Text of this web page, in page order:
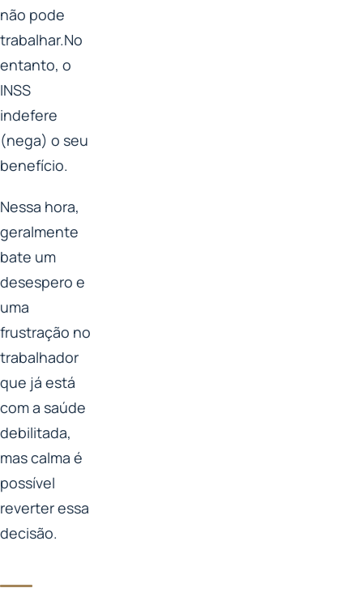
não pode
trabalhar.No
entanto, o
INSS
indefere
(nega) o seu
benefício.
Nessa hora,
geralmente
bate um
desespero e
uma
frustração no
trabalhador
que já está
com a saúde
debilitada,
mas calma é
possível
reverter essa
decisão.